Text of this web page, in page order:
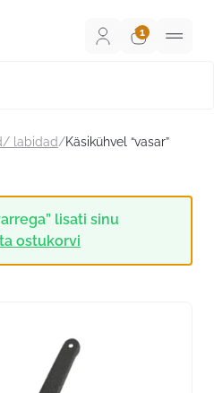
labidad/Käsikühvel “vasar”
lisati sinu
ostukorvi